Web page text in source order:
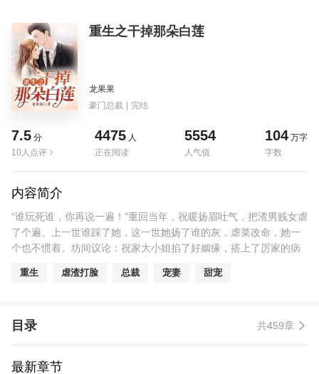
重生之干掉那朵白莲
龙果果
豪门总裁 | 完结
7.5 分
10人点评
4475 人
正在阅读
5554
人气值
104 万字
字数
内容简介
“谁玩死谁，你再说一遍！”重回当年，祝暖扬眉吐气，把渣男贱女虐
了个遍。上一世谁踩了她，这一世她扬了谁的灰，虐菜改命，她一
个也不惯着。坊间议论：祝家大小姐掐了好姻缘，搭上了厉家的病
大腿，提早抱好当工具人。” 某病秧子某天突然痊愈，一脸认
重生 虐渣打脸 总裁 宠妻 甜宠
目录 共459章
最新章节